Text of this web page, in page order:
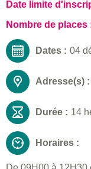
Date limite
Nombre de places
Dates : 04
Adresse(s) :
Durée : 14
Horaires :